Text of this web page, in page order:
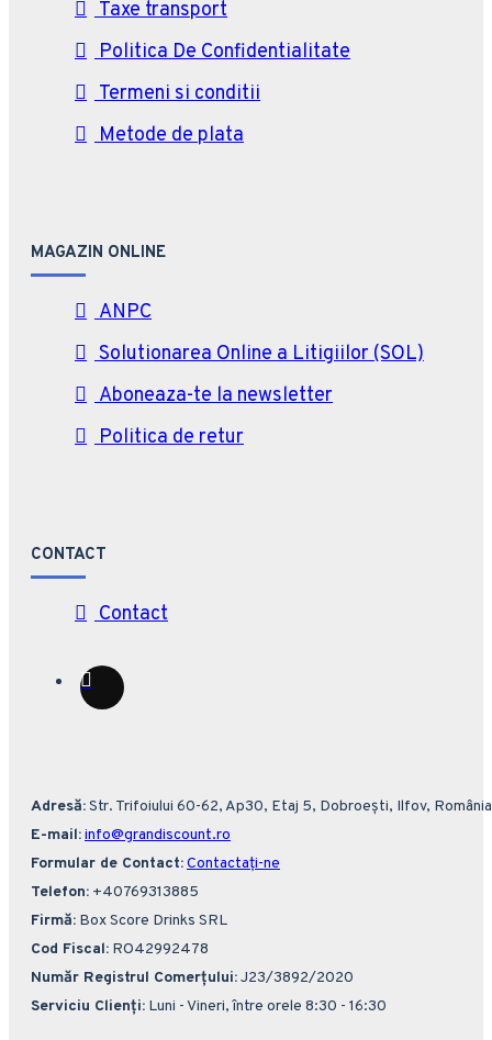
Taxe transport
Politica De Confidentialitate
Termeni si conditii
Metode de plata
MAGAZIN ONLINE
ANPC
Solutionarea Online a Litigiilor (SOL)
Aboneaza-te la newsletter
Politica de retur
CONTACT
Contact
Adresă:Str. Trifoiului 60-62, Ap30, Etaj 5, Dobroești, Ilfov, România
E-mail:info@grandiscount.ro
Formular de Contact:Contactați-ne
Telefon: +40769313885
Firmă: Box Score Drinks SRL
Cod Fiscal: RO42992478
Număr Registrul Comerțului:J23/3892/2020
Serviciu Clienți: Luni - Vineri, între orele 8:30 - 16:30